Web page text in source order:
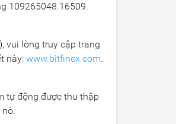
109265048.16509.
vui lòng truy cập trang
này: www.bitfinex.com.
tự động được thu thập